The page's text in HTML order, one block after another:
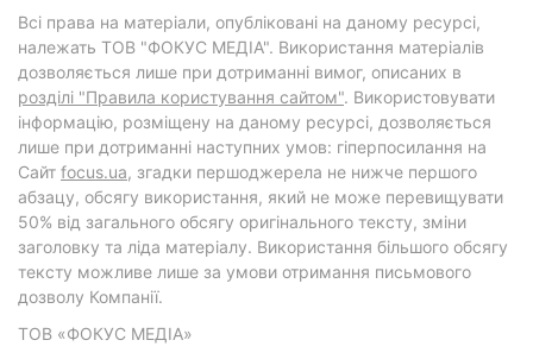
Всі права на матеріали, опубліковані на даному ресурсі,
належать ТОВ "ФОКУС МЕДІА". Використання матеріалів
дозволяється лише при дотриманні вимог, описаних в
розділі "Правила користування сайтом". Використовувати
інформацію, розміщену на даному ресурсі, дозволяється
лише при дотриманні наступних умов: гіперпосилання на
Cайт focus.ua, згадки першоджерела не нижче першого
абзацу, обсягу використання, який не може перевищувати
50% від загального обсягу оригінального тексту, зміни
заголовку та ліда матеріалу. Використання більшого обсягу
тексту можливе лише за умови отримання письмового
дозволу Компанії.
ТОВ «ФОКУС МЕДІА»